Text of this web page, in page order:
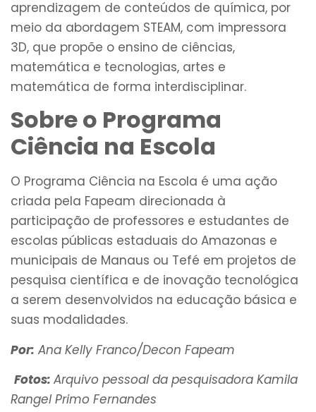
aprendizagem de conteúdos de química, por
meio da abordagem STEAM, com impressora
3D, que propõe o ensino de ciências,
matemática e tecnologias, artes e
matemática de forma interdisciplinar.
Sobre o Programa
Ciência na Escola
O Programa Ciência na Escola é uma ação
criada pela Fapeam direcionada à
participação de professores e estudantes de
escolas públicas estaduais do Amazonas e
municipais de Manaus ou Tefé em projetos de
pesquisa científica e de inovação tecnológica
a serem desenvolvidos na educação básica e
suas modalidades.
Por: Ana Kelly Franco/Decon Fapeam
Fotos: Arquivo pessoal da pesquisadora Kamila
Rangel Primo Fernandes